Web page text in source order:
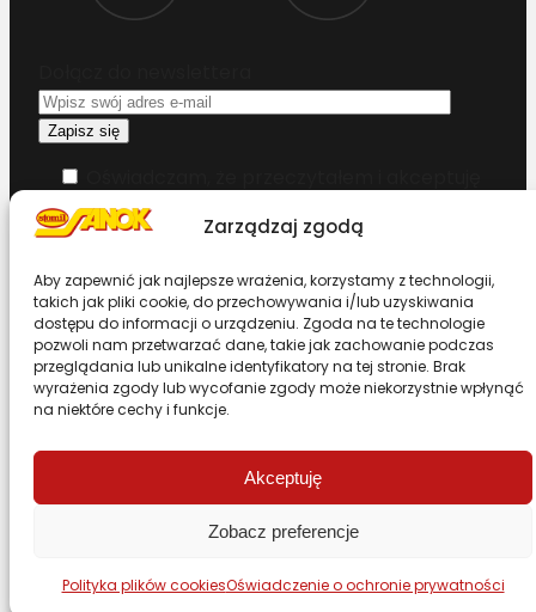
Zarządzaj zgodą
Aby zapewnić jak najlepsze wrażenia, korzystamy z technologii,
takich jak pliki cookie, do przechowywania i/lub uzyskiwania
dostępu do informacji o urządzeniu. Zgoda na te technologie
pozwoli nam przetwarzać dane, takie jak zachowanie podczas
przeglądania lub unikalne identyfikatory na tej stronie. Brak
wyrażenia zgody lub wycofanie zgody może niekorzystnie wpłynąć
na niektóre cechy i funkcje.
Akceptuję
Zobacz preferencje
Polityka plików cookiesOświadczenie o ochronie prywatności
warunki korzystania z serwisu
Design & Code by Foxstudio.eu
Przewiń stronę do góry